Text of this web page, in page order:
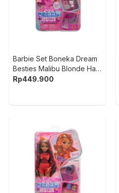
Barbie Set Boneka Dream
Besties Malibu Blonde Hair
JKP50 - Pink
Rp449.900